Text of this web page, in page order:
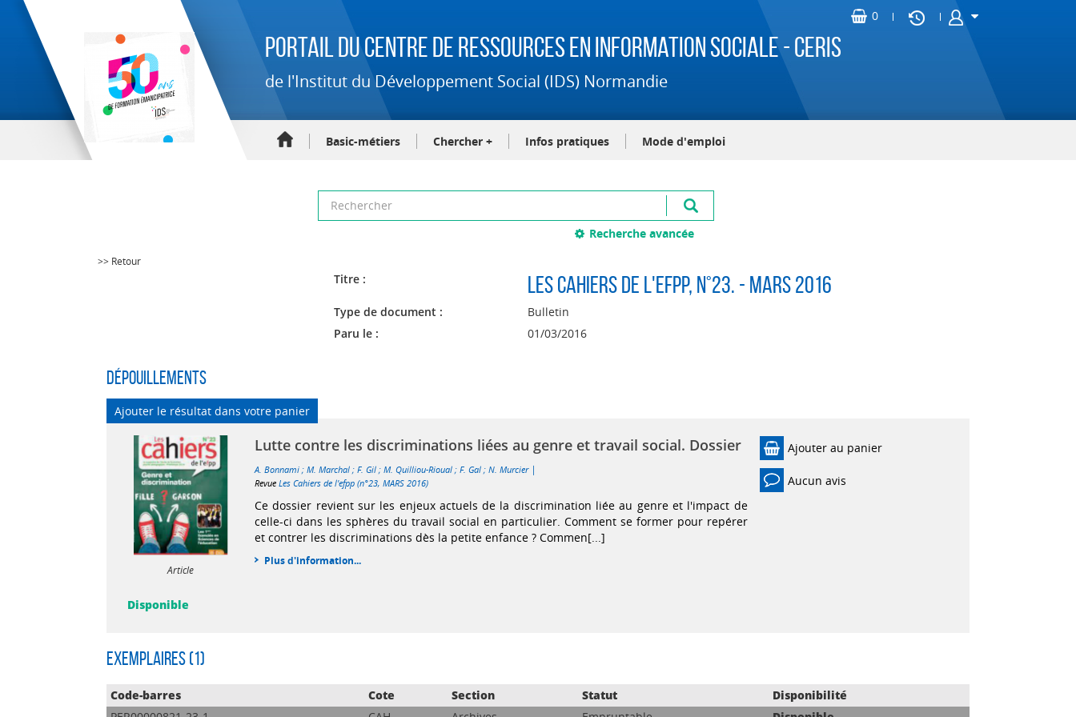
Portail du Centre de Ressources en Information Sociale - CERIS
de l'Institut du Développement Social (IDS) Normandie
Basic-métiers Chercher + Infos pratiques Mode d'emploi
Recherche avancée
>> Retour
Titre : Les Cahiers de l'efpp, n°23. - MARS 2016
Type de document :
Bulletin
Paru le :
01/03/2016
Dépouillements
Ajouter le résultat dans votre panier
Article
Lutte contre les discriminations liées au genre et travail social. Dossier
A. Bonnami ;M. Marchal ;F. Gil ;M. Quilliou-Rioual ;F. Gal ;N. Murcier |
RevueLes Cahiers de l'efpp (n°23, MARS 2016)
Ce dossier revient sur les enjeux actuels de la discrimination liée au genre et l'impact de
celle-ci dans les sphères du travail social en particulier. Comment se former pour repérer
et contrer les discriminations dès la petite enfance ? Commen[...]
Plus d'information...
Ajouter au panier
Aucun avis
Disponible
Exemplaires (1)
Code-barres Cote Section Statut
Disponibilité